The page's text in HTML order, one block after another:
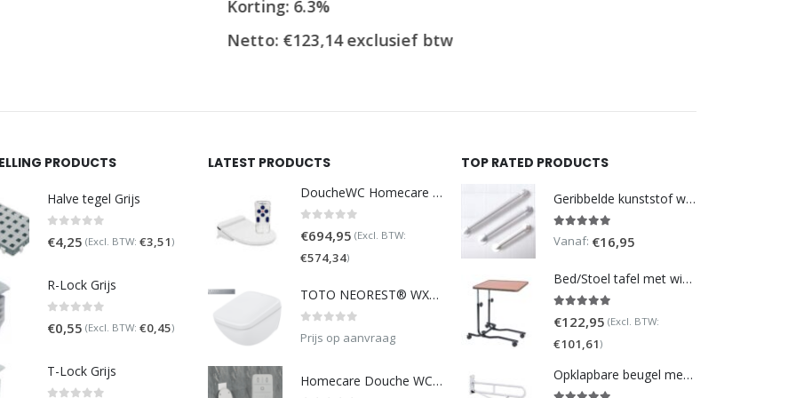
Korting: 6.3%
Netto:€123,14exclusief btw
PRODUCTS
Halve tegel Grijs
€4,25 (Excl. BTW: €3,51)
R-Lock Grijs
€0,55 (Excl. BTW: €0,45)
T-Lock Grijs
LATEST PRODUCTS
DoucheWC Homecare – Pure 500R
€694,95 (Excl. BTW:
€574,34)
TOTO NEOREST® WX1 - incl. remote control
Prijs op aanvraag
Homecare Douche WC - Comfort plus 991 - Met brilverwarming
TOP RATED PRODUCTS
Geribbelde kunststof wandbeugel
out of 5
Vanaf: €16,95
Bed/Stoel tafel met wielen (verstelbaar)
€122,95 (Excl. BTW:
€101,61)
Opklapbare beugel met steunpoot (verstelbaar)